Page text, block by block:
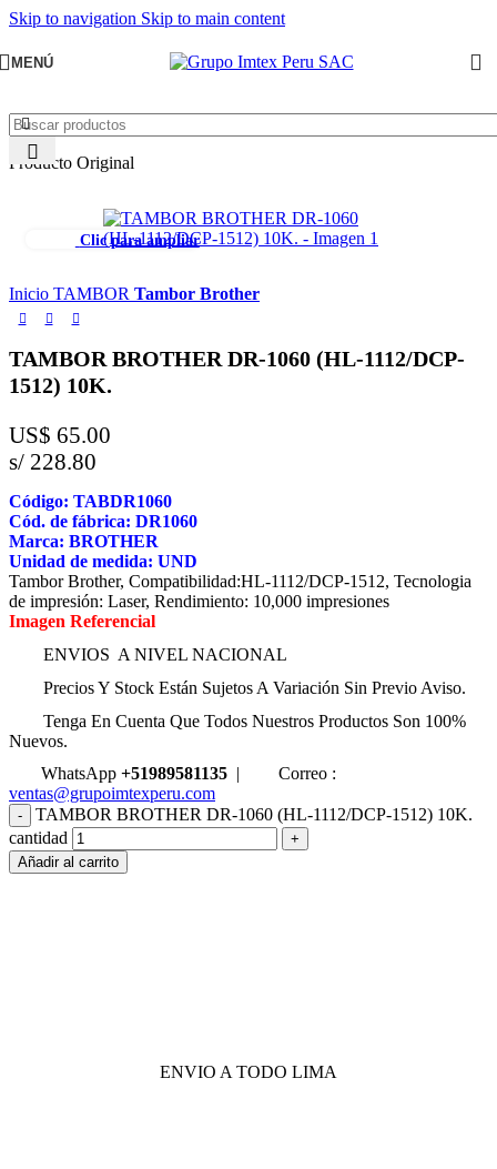
Skip to navigation Skip to main content
MENÚ
Producto Original
Clic para ampliar
Inicio TAMBOR Tambor Brother
TAMBOR BROTHER DR-1060 (HL-1112/DCP-
1512) 10K.
US$ 65.00
s/ 228.80
Código: TABDR1060
Cód. de fábrica: DR1060
Marca: BROTHER
Unidad de medida: UND
Tambor Brother, Compatibilidad:HL-1112/DCP-1512, Tecnologia
de impresión: Laser, Rendimiento: 10,000 impresiones
Imagen Referencial
ENVIOS A NIVEL NACIONAL
Precios Y Stock Están Sujetos A Variación Sin Previo Aviso.
Tenga En Cuenta Que Todos Nuestros Productos Son 100%
Nuevos.
WhatsApp +51989581135 |
Correo :
ventas@grupoimtexperu.com
TAMBOR BROTHER DR-1060 (HL-1112/DCP-1512) 10K.
cantidad
Añadir al carrito
ENVIO A TODO LIMA